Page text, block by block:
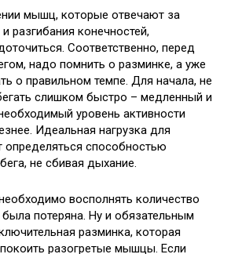
мышц, которые отвечают за
разгибания конечностей,
Соответственно, перед
надо помнить о разминке, а уже
о правильном темпе. Для начала, не
слишком быстро – медленный и
уровень активности
Идеальная нагрузка для
способностью
не сбивая дыхание.
восполнять количество
потеряна. Ну и обязательным
разминка, которая
разогретые мышцы. Если